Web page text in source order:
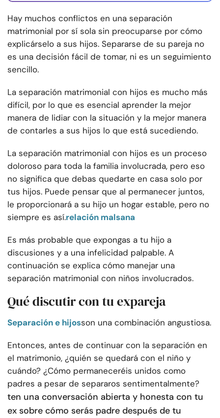
Hay muchos conflictos en una separación
matrimonial por sí sola sin preocuparse por cómo
explicárselo a sus hijos. Separarse de su pareja no
es una decisión fácil de tomar, ni es un seguimiento
sencillo.
La separación matrimonial con hijos es mucho más
difícil, por lo que es esencial aprender la mejor
manera de lidiar con la situación y la mejor manera
de contarles a sus hijos lo que está sucediendo.
La separación matrimonial con hijos es un proceso
doloroso para toda la familia involucrada, pero eso
no significa que debas quedarte en casa solo por
tus hijos. Puede pensar que al permanecer juntos,
le proporcionará a su hijo un hogar estable, pero no
siempre es así.relación malsana
Es más probable que expongas a tu hijo a
discusiones y a una infelicidad palpable. A
continuación se explica cómo manejar una
separación matrimonial con niños involucrados.
Qué discutir con tu expareja
Separación e hijosson una combinación angustiosa.
Entonces, antes de continuar con la separación en
el matrimonio, ¿quién se quedará con el niño y
cuándo? ¿Cómo permaneceréis unidos como
padres a pesar de separaros sentimentalmente?
ten una conversación abierta y honesta con tu
ex sobre cómo serás padre después de tu